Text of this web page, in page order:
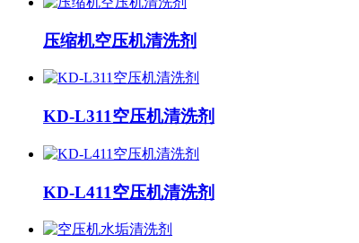
压缩机空压机清洗剂
KD-L311空压机清洗剂
KD-L411空压机清洗剂